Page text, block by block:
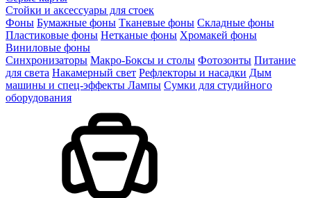
Стойки и аксессуары для стоек
Фоны Бумажные фоны Тканевые фоны Складные фоны
Пластиковые фоны Нетканые фоны Хромакей фоны
Виниловые фоны
Синхронизаторы Макро-Боксы и столы Фотозонты Питание
для света Накамерный свет Рефлекторы и насадки Дым
машины и спец-эффекты Лампы Сумки для студийного
оборудования